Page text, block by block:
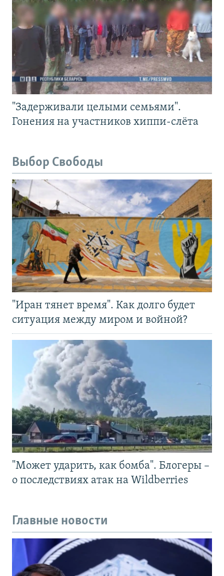
"Задерживали целыми семьями".
Гонения на участников хиппи-слёта
Выбор Свободы
"Иран тянет время". Как долго будет
ситуация между миром и войной?
"Может ударить, как бомба". Блогеры –
о последствиях атак на Wildberries
Главные новости